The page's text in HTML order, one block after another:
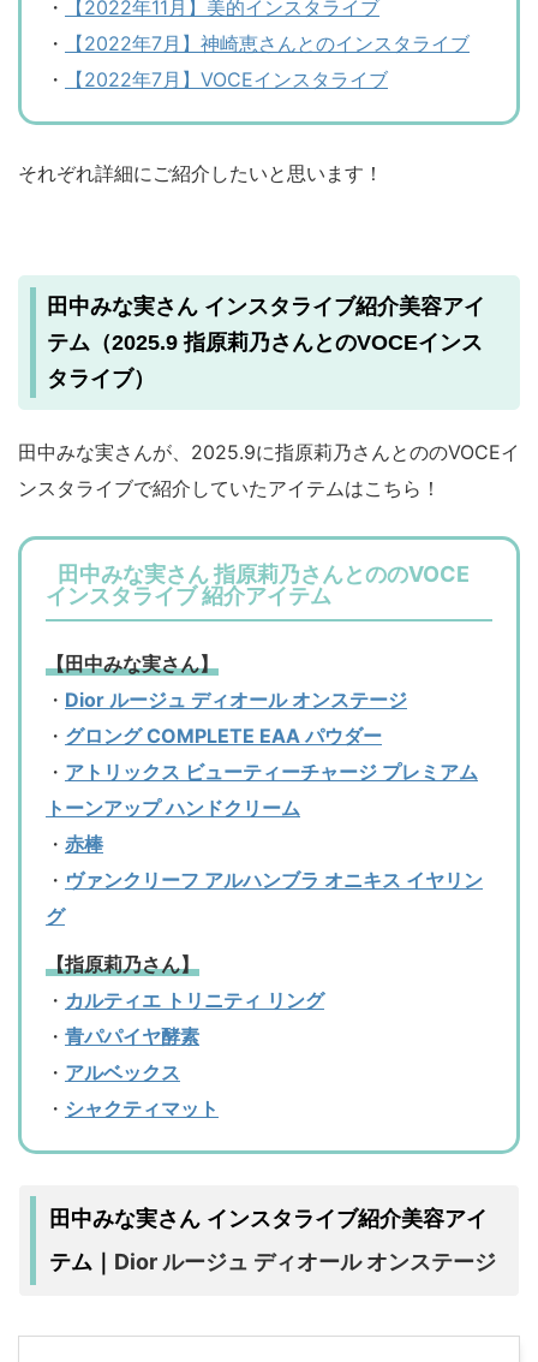
・
【2022年11月】美的インスタライブ
・
【2022年7月】神崎恵さんとのインスタライブ
・
【2022年7月】VOCEインスタライブ
それぞれ詳細にご紹介したいと思います！
田中みな実さん インスタライブ紹介美容アイ
テム（2025.9 指原莉乃さんとのVOCEインス
タライブ）
田中みな実さんが、2025.9に指原莉乃さんとののVOCEイ
ンスタライブで紹介していたアイテムはこちら！
田中みな実さん 指原莉乃さんとののVOCE
インスタライブ 紹介アイテム
【田中みな実さん】
・ Dior ルージュ ディオール オンステージ
・ グロング COMPLETE EAA パウダー
・ アトリックス ビューティーチャージ プレミアム
トーンアップ ハンドクリーム
・ 赤棒
・ ヴァンクリーフ アルハンブラ オニキス イヤリン
グ
【指原莉乃さん】
・ カルティエ トリニティ リング
・ 青パパイヤ酵素
・ アルベックス
・ シャクティマット
田中みな実さん インスタライブ紹介美容アイ
テム｜ Dior ルージュ ディオール オンステージ